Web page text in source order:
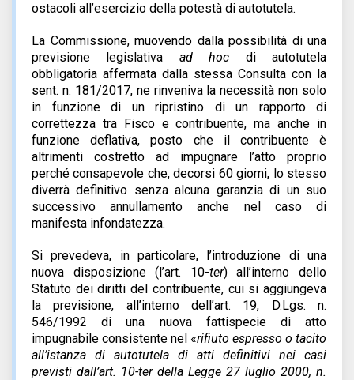
ostacoli all’esercizio della potestà di autotutela.
La Commissione, muovendo dalla possibilità di una
previsione legislativa ad hoc di autotutela
obbligatoria affermata dalla stessa Consulta con la
sent. n. 181/2017, ne rinveniva la necessità non solo
in funzione di un ripristino di un rapporto di
correttezza tra Fisco e contribuente, ma anche in
funzione deflativa, posto che il contribuente è
altrimenti costretto ad impugnare l’atto proprio
perché consapevole che, decorsi 60 giorni, lo stesso
diverrà definitivo senza alcuna garanzia di un suo
successivo annullamento anche nel caso di
manifesta infondatezza.
Si prevedeva, in particolare, l’introduzione di una
nuova disposizione (l’art. 10-ter) all’interno dello
Statuto dei diritti del contribuente, cui si aggiungeva
la previsione, all’interno dell’art. 19, D.Lgs. n.
546/1992 di una nuova fattispecie di atto
impugnabile consistente nel «rifiuto espresso o tacito
all’istanza di autotutela di atti definitivi nei casi
previsti dall’art. 10-ter della Legge 27 luglio 2000, n.